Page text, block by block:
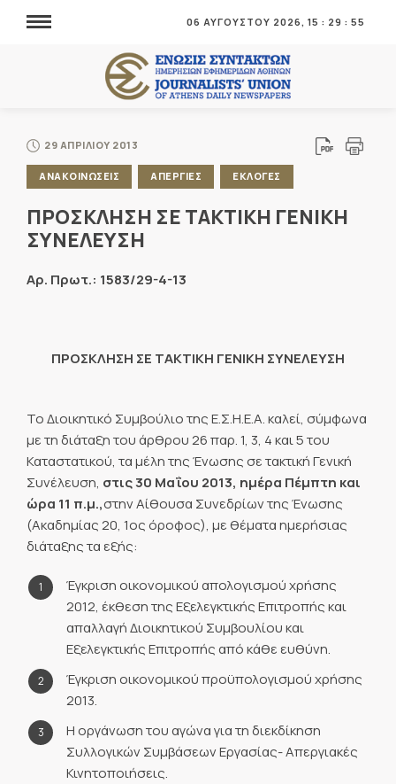
06 ΑΥΓΟΥΣΤΟΥ 2026, 15 : 29 : 56
29 ΑΠΡΙΛΙΟΥ 2013
ΑΝΑΚΟΙΝΩΣΕΙΣ ΑΠΕΡΓΙΕΣ ΕΚΛΟΓΕΣ
ΠΡΟΣΚΛΗΣΗ ΣΕ ΤΑΚΤΙΚΗ ΓΕΝΙΚΗ
ΣΥΝΕΛΕΥΣΗ
Αρ. Πρωτ.: 1583/29-4-13
ΠΡΟΣΚΛΗΣΗ ΣΕ ΤΑΚΤΙΚΗ ΓΕΝΙΚΗ ΣΥΝΕΛΕΥΣΗ
Το Διοικητικό Συμβούλιο της Ε.Σ.Η.Ε.Α. καλεί, σύμφωνα
με τη διάταξη του άρθρου 26 παρ. 1, 3, 4 και 5 του
Καταστατικού, τα μέλη της Ένωσης σε τακτική Γενική
Συνέλευση, στις 30 Μαΐου 2013, ημέρα Πέμπτη και
ώρα 11 π.μ.,στην Αίθουσα Συνεδρίων της Ένωσης
(Ακαδημίας 20, 1ος όροφος), με θέματα ημερήσιας
διάταξης τα εξής:
Έγκριση οικονομικού απολογισμού χρήσης
2012, έκθεση της Εξελεγκτικής Επιτροπής και
απαλλαγή Διοικητικού Συμβουλίου και
Εξελεγκτικής Επιτροπής από κάθε ευθύνη.
Έγκριση οικονομικού προϋπολογισμού χρήσης
2013.
Η οργάνωση του αγώνα για τη διεκδίκηση
Συλλογικών Συμβάσεων Εργασίας- Απεργιακές
Κινητοποιήσεις.